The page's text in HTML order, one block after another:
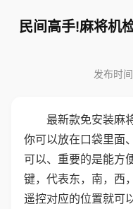
民间高手!麻将机
发布时
最新款免安装麻
你可以放在口袋里面
可以、重要的是能方
键，代表东，南，西
遥控对应的位置就可